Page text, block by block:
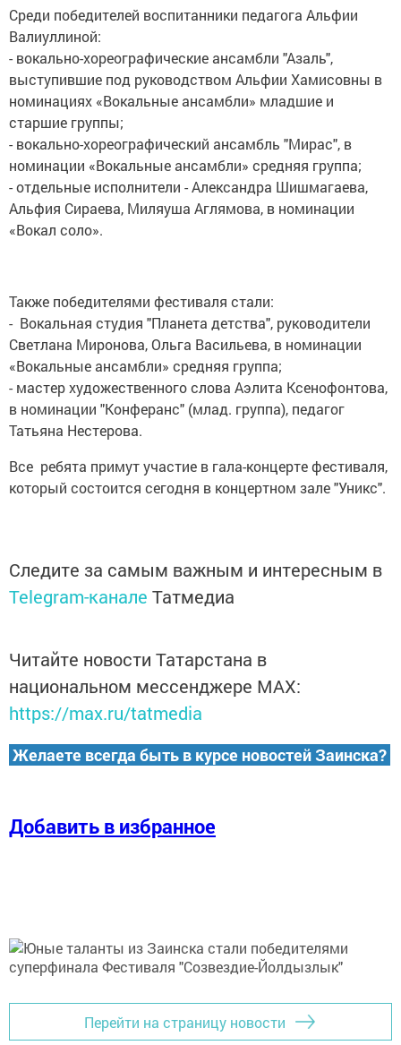
Среди победителей воспитанники педагога Альфии
Валиуллиной:
- вокально-хореографические ансамбли "Азаль",
выступившие под руководством Альфии Хамисовны в
номинациях «Вокальные ансамбли» младшие и
старшие группы;
- вокально-хореографический ансамбль "Мирас", в
номинации «Вокальные ансамбли» средняя группа;
- отдельные исполнители - Александра Шишмагаева,
Альфия Сираева, Миляуша Аглямова, в номинации
«Вокал соло».
Также победителями фестиваля стали:
- Вокальная студия "Планета детства", руководители
Светлана Миронова, Ольга Васильева, в номинации
«Вокальные ансамбли» средняя группа;
- мастер художественного слова Аэлита Ксенофонтова,
в номинации "Конферанс" (млад. группа), педагог
Татьяна Нестерова.
Все ребята примут участие в гала-концерте фестиваля,
который состоится сегодня в концертном зале "Уникс".
Следите за самым важным и интересным в
Telegram-канале Татмедиа
Читайте новости Татарстана в
национальном мессенджере MАХ:
https://max.ru/tatmedia
Желаете всегда быть в курсе новостей Заинска?
Добавить в избранное
Перейти на страницу новости